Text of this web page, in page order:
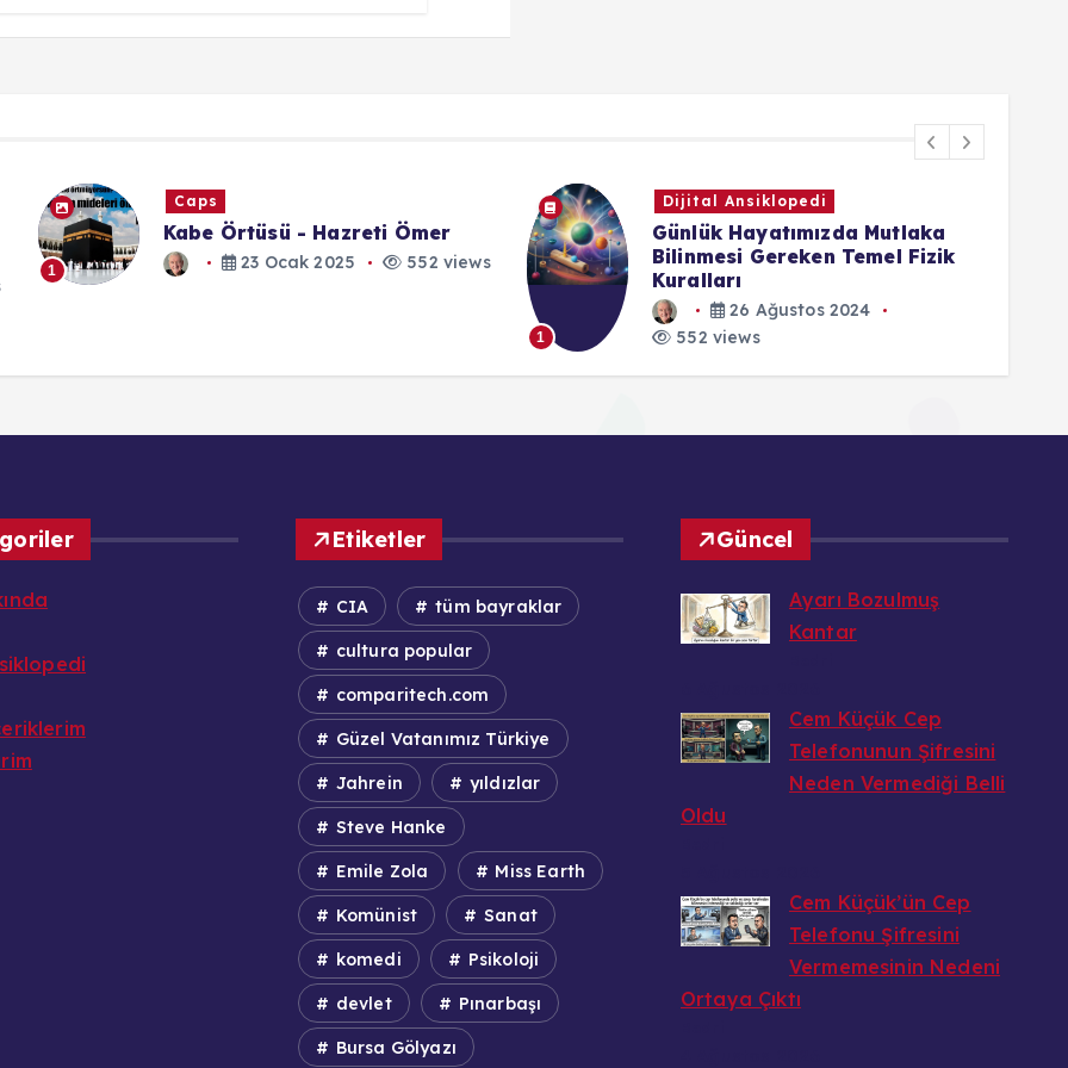
1
Caps
Kabe Örtüsü - Hazreti Ömer
23 Ocak 2025 552 views
1
Dijital Ansiklopedi
Günlük Hayatımızda Mutlaka
Bilinmesi Gereken Temel Fizik
Kuralları
26 Ağustos 2024
552 views
Etiketler
CIA tüm bayraklar
cultura popular
comparitech.com
Güzel Vatanımız Türkiye
Jahrein yıldızlar
Steve Hanke
Emile Zola Miss Earth
Komünist Sanat
komedi Psikoloji
devlet Pınarbaşı
Bursa Gölyazı
Güncel
Ayarı Bozulmuş
Kantar
Cem Küçük Cep
Telefonunun Şifresini
Neden Vermediği Belli
Oldu
Cem Küçük’ün Cep
Telefonu Şifresini
Vermemesinin Nedeni
Ortaya Çıktı